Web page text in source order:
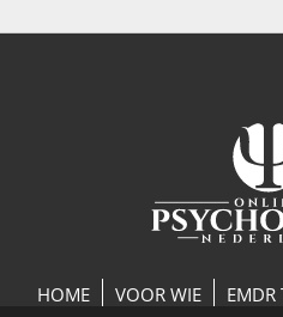
HOME VOOR WIE EMDR